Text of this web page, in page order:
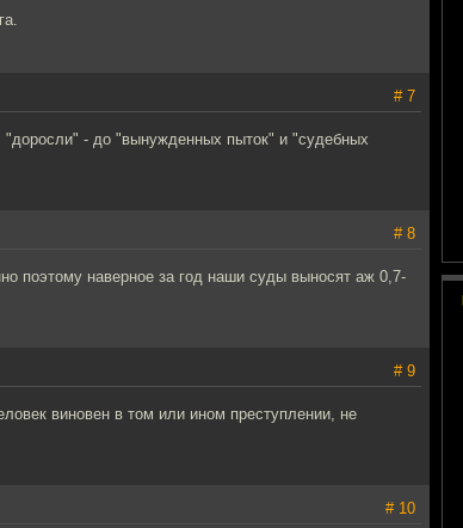
# 7
- до "вынужденных пыток" и "судебных
# 8
поэтому наверное за год наши суды выносят аж 0,7-
# 9
виновен в том или ином преступлении, не
# 10